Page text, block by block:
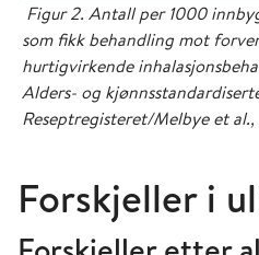
Figur 2. Antall per 1000
som fikk behandling mot
hurtigvirkende
Alders- og
Reseptregisteret/Melbye et
Forskjeller i